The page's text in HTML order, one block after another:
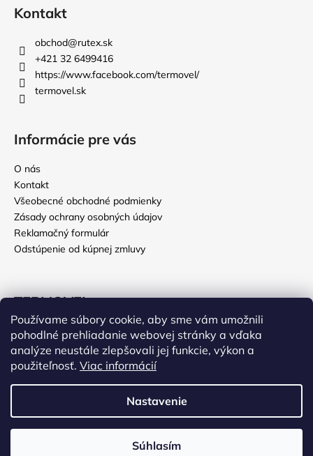
Používame súbory cookie, aby sme vám umožnili
pohodlné prehliadanie webovej stránky a vďaka
analýze neustále zlepšovali jej funkcie, výkon a
použiteľnosť. Viac informácií
Nastavenie
Súhlasím
nebudeme z dôvodu celozávodnej dovolenky expedovať
objednávky. Posledný expedičný deň je 24. júla 2026. Všetky
objednávky prijaté počas dovolenky odošleme hneď 10. augusta
2026. Ďakujeme za pochopenie a prajeme Vám príjemné letné
Kontakt
obchod@rutex.sk
+421 32 6499416
https://www.facebook.com/termovel/
termovel.sk
Informácie pre vás
O nás
Kontakt
Všeobecné obchodné podmienky
Zásady ochrany osobných údajov
Reklamačný formulár
Odstúpenie od kúpnej zmluvy
TERMOVEL
Deň otcov
EKO legíny
Poľovnícke oblečenie
Termovel.sk. Všetky práva vyhradené.